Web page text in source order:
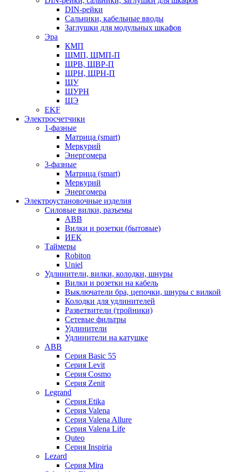
DIN-рейки
Сальники, кабельные вводы
Заглушки для модульных шкафов
Эра
КМП
ЩМП, ЩМП-П
ЩРВ, ЩВР-П
ЩРН, ЩРН-П
ЩУ
ЩУРН
ЩЭ
EKF
Электросчетчики
1-фазные
Матрица (smart)
Меркурий
Энергомера
3-фазные
Матрица (smart)
Меркурий
Энергомера
Электроустановочные изделия
Силовые вилки, разъемы
ABB
Вилки и розетки (бытовые)
ИЕК
Таймеры
Robiton
Uniel
Удлинители, вилки, колодки, шнуры
Вилки и розетки на кабель
Выключатели бра, цепочки, шнуры с вилкой
Колодки для удлинителей
Разветвители (тройники)
Сетевые фильтры
Удлинители
Удлинители на катушке
ABB
Серия Basic 55
Серия Levit
Серия Cosmo
Серия Zenit
Legrand
Серия Etika
Серия Valena
Серия Valena Allure
Серия Valena Life
Quteo
Серия Inspiria
Lezard
Серия Mira